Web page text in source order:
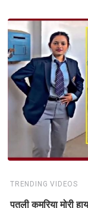
TRENDING VIDEOS
पतली कमरिया मोरी